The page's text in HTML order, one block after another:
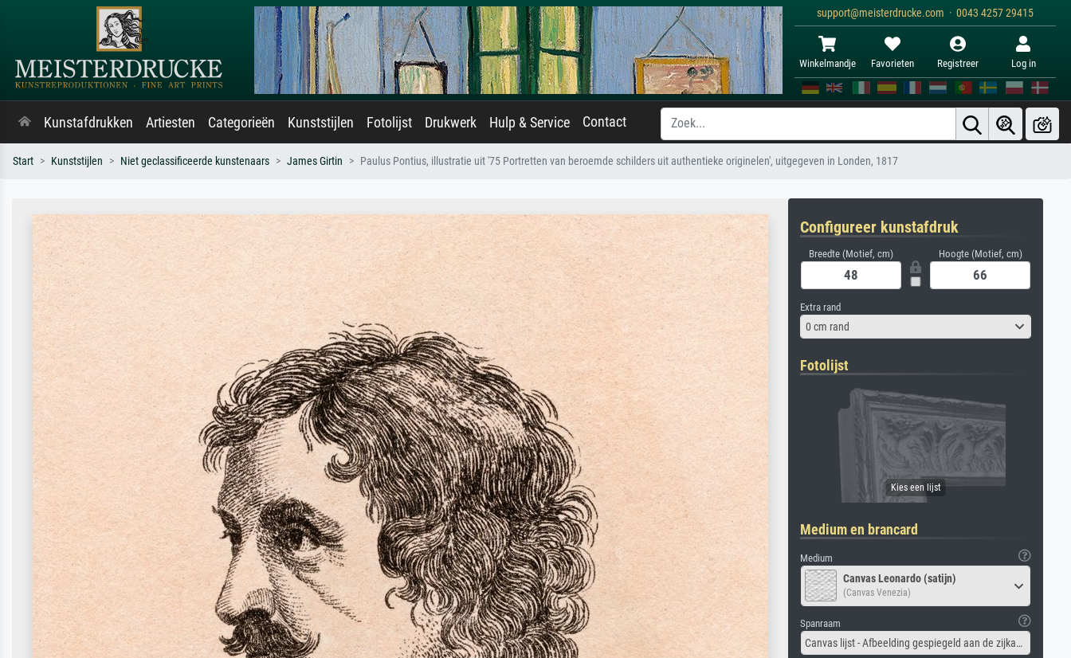
support@meisterdrucke.com · 0043 4257 29415
Winkelmandje Favorieten Registreer Log in
Kunstafdrukken Artiesten Categorieën Kunststijlen Fotolijst Drukwerk Hulp & Service Contact
Start Kunststijlen Niet geclassificeerde kunstenaars James Girtin Paulus Pontius, illustratie uit '75 Portretten van beroemde schilders uit authentieke originelen', uitgegeven in Londen, 1817
Configureer kunstafdruk
Breedte (Motief, cm) Hoogte (Motief, cm)
Extra rand
0 cm rand
Fotolijst
Medium en brancard
Medium
Canvas Leonardo (satijn)
(Canvas Venezia)
Spanraam
Canvas lijst - Afbeelding gespiegeld aan de zijkant